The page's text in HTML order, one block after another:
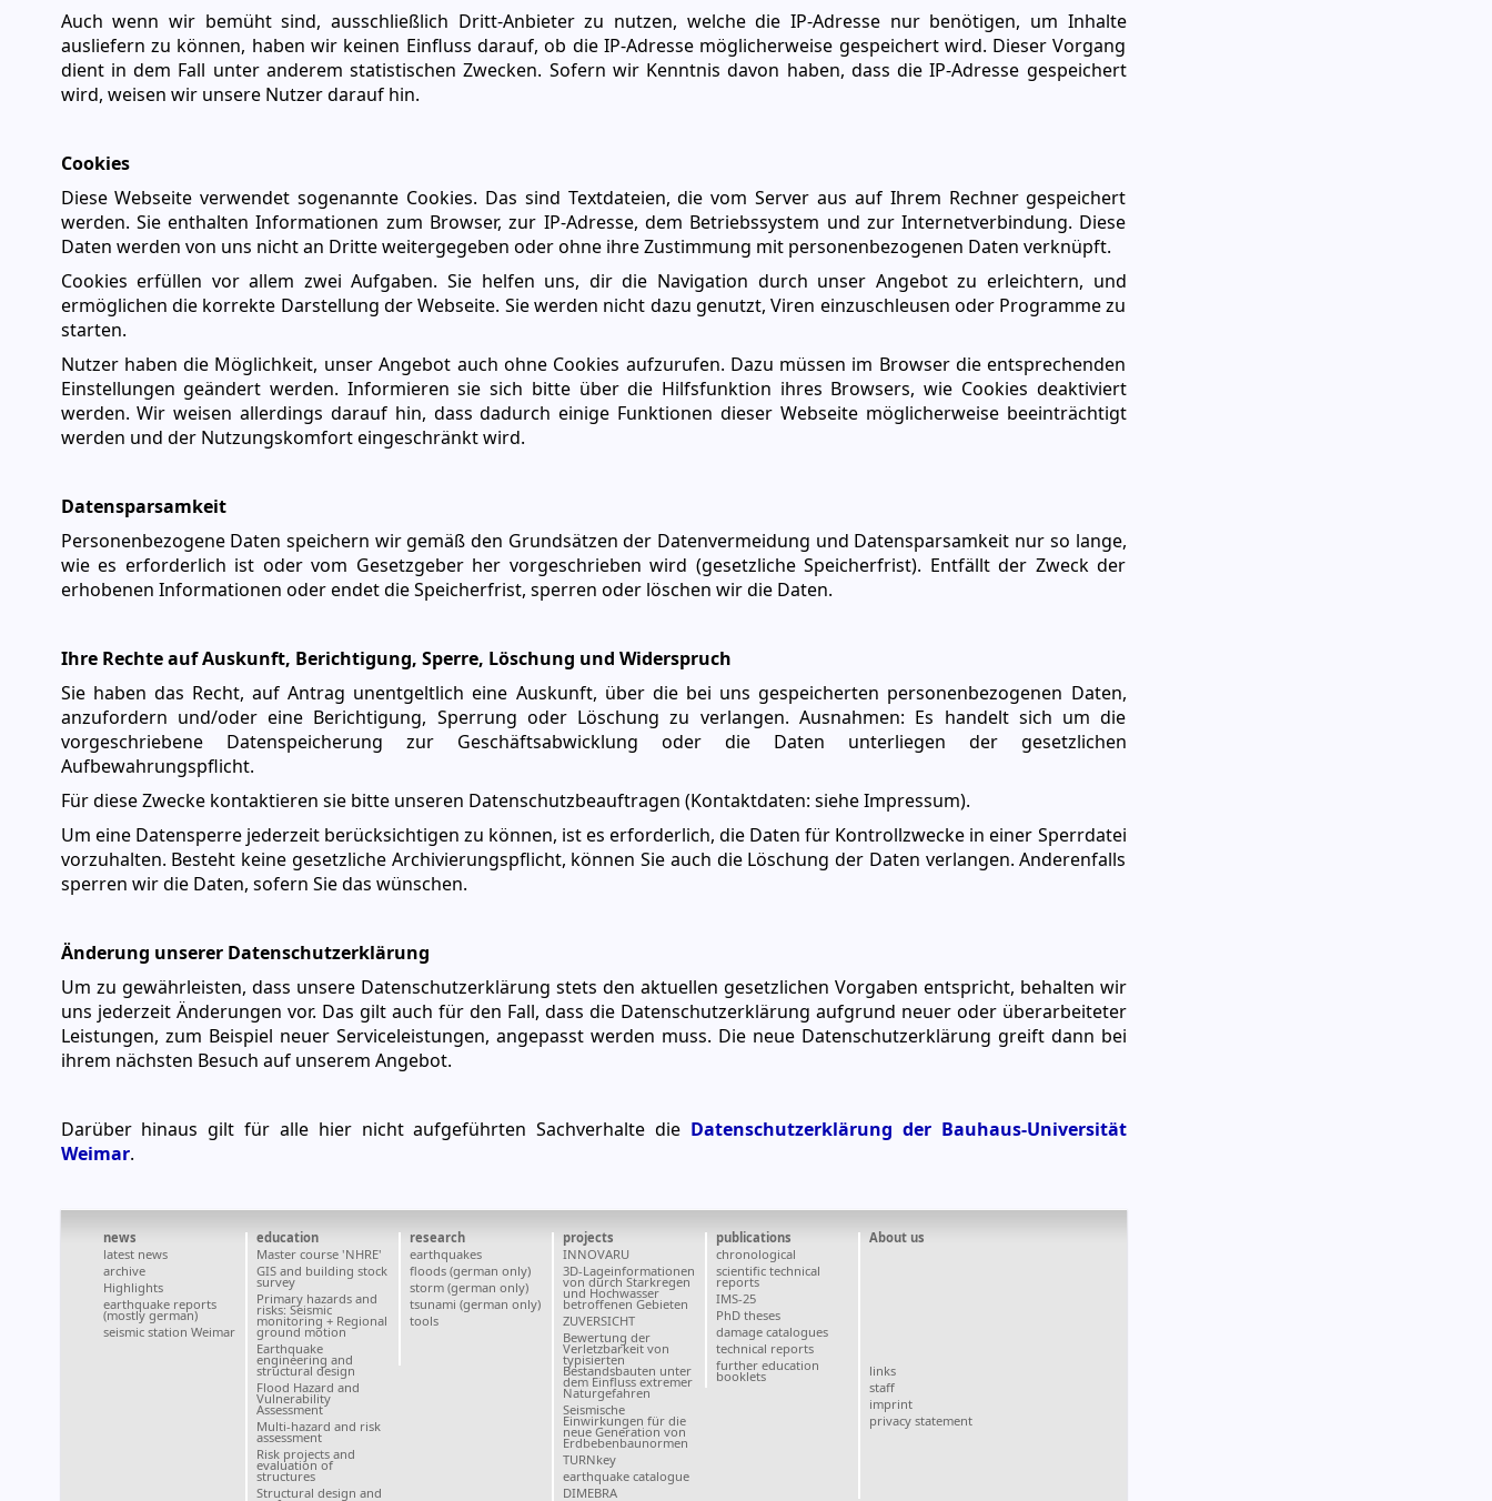
Auch wenn wir bemüht sind, ausschließlich Dritt-Anbieter zu nutzen, welche die IP-Adresse nur benötigen, um Inhalte
ausliefern zu können, haben wir keinen Einfluss darauf, ob die IP-Adresse möglicherweise gespeichert wird. Dieser Vorgang
dient in dem Fall unter anderem statistischen Zwecken. Sofern wir Kenntnis davon haben, dass die IP-Adresse gespeichert
wird, weisen wir unsere Nutzer darauf hin.
Cookies
Diese Webseite verwendet sogenannte Cookies. Das sind Textdateien, die vom Server aus auf Ihrem Rechner gespeichert
werden. Sie enthalten Informationen zum Browser, zur IP-Adresse, dem Betriebssystem und zur Internetverbindung. Diese
Daten werden von uns nicht an Dritte weitergegeben oder ohne ihre Zustimmung mit personenbezogenen Daten verknüpft.
Cookies erfüllen vor allem zwei Aufgaben. Sie helfen uns, dir die Navigation durch unser Angebot zu erleichtern, und
ermöglichen die korrekte Darstellung der Webseite. Sie werden nicht dazu genutzt, Viren einzuschleusen oder Programme zu
starten.
Nutzer haben die Möglichkeit, unser Angebot auch ohne Cookies aufzurufen. Dazu müssen im Browser die entsprechenden
Einstellungen geändert werden. Informieren sie sich bitte über die Hilfsfunktion ihres Browsers, wie Cookies deaktiviert
werden. Wir weisen allerdings darauf hin, dass dadurch einige Funktionen dieser Webseite möglicherweise beeinträchtigt
werden und der Nutzungskomfort eingeschränkt wird.
Datensparsamkeit
Personenbezogene Daten speichern wir gemäß den Grundsätzen der Datenvermeidung und Datensparsamkeit nur so lange,
wie es erforderlich ist oder vom Gesetzgeber her vorgeschrieben wird (gesetzliche Speicherfrist). Entfällt der Zweck der
erhobenen Informationen oder endet die Speicherfrist, sperren oder löschen wir die Daten.
Ihre Rechte auf Auskunft, Berichtigung, Sperre, Löschung und Widerspruch
Sie haben das Recht, auf Antrag unentgeltlich eine Auskunft, über die bei uns gespeicherten personenbezogenen Daten,
anzufordern und/oder eine Berichtigung, Sperrung oder Löschung zu verlangen. Ausnahmen: Es handelt sich um die
vorgeschriebene Datenspeicherung zur Geschäftsabwicklung oder die Daten unterliegen der gesetzlichen
Aufbewahrungspflicht.
Für diese Zwecke kontaktieren sie bitte unseren Datenschutzbeauftragen (Kontaktdaten: siehe Impressum).
Um eine Datensperre jederzeit berücksichtigen zu können, ist es erforderlich, die Daten für Kontrollzwecke in einer Sperrdatei
vorzuhalten. Besteht keine gesetzliche Archivierungspflicht, können Sie auch die Löschung der Daten verlangen. Anderenfalls
sperren wir die Daten, sofern Sie das wünschen.
Änderung unserer Datenschutzerklärung
Um zu gewährleisten, dass unsere Datenschutzerklärung stets den aktuellen gesetzlichen Vorgaben entspricht, behalten wir
uns jederzeit Änderungen vor. Das gilt auch für den Fall, dass die Datenschutzerklärung aufgrund neuer oder überarbeiteter
Leistungen, zum Beispiel neuer Serviceleistungen, angepasst werden muss. Die neue Datenschutzerklärung greift dann bei
ihrem nächsten Besuch auf unserem Angebot.
Darüber hinaus gilt für alle hier nicht aufgeführten Sachverhalte die Datenschutzerklärung der Bauhaus-Universität
Weimar.
news
latest news
archive
Highlights
earthquake reports
(mostly german)
seismic station Weimar
education
Master course 'NHRE'
GIS and building stock
survey
Primary hazards and
risks: Seismic
monitoring + Regional
ground motion
Earthquake
engineering and
structural design
Flood Hazard and
Vulnerability
Assessment
Multi-hazard and risk
assessment
Risk projects and
evaluation of
structures
Structural design and
research
earthquakes
floods (german only)
storm (german only)
tsunami (german only)
tools
projects
INNOVARU
3D-Lageinformationen
von durch Starkregen
und Hochwasser
betroffenen Gebieten
ZUVERSICHT
Bewertung der
Verletzbarkeit von
typisierten
Bestandsbauten unter
dem Einfluss extremer
Naturgefahren
Seismische
Einwirkungen für die
neue Generation von
Erdbebenbaunormen
TURNkey
earthquake catalogue
DIMEBRA
publications
chronological
scientific technical
reports
IMS-25
PhD theses
damage catalogues
technical reports
further education
booklets
About us
links
staff
imprint
privacy statement